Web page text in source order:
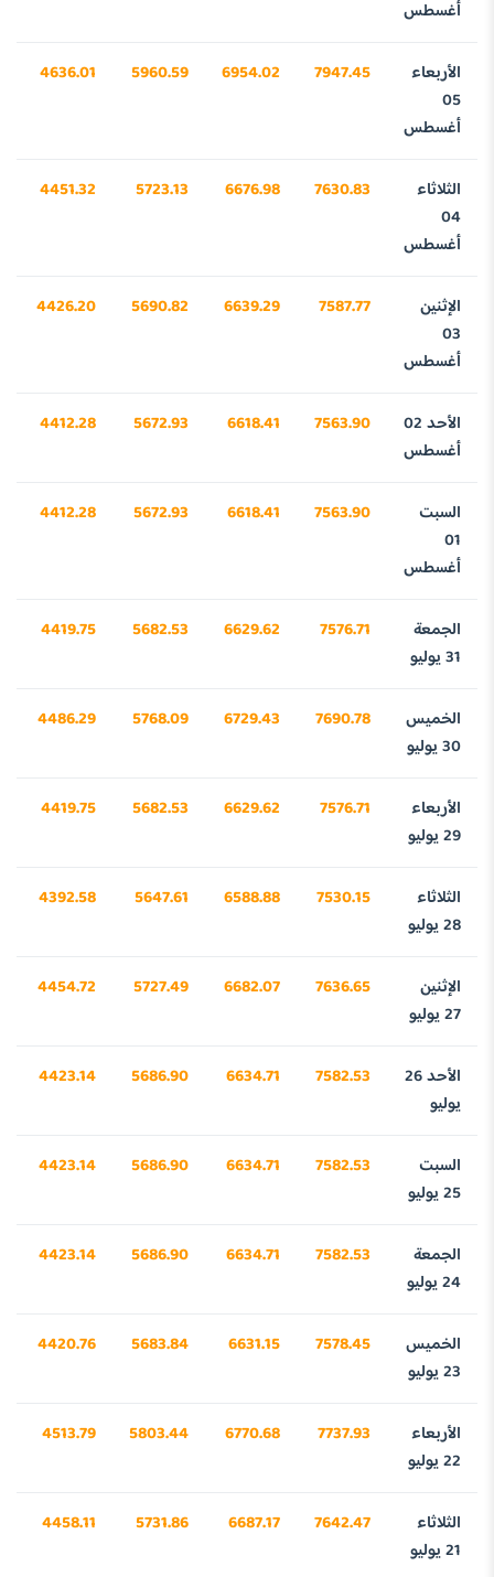
أغسطس
الأربعاء
05
أغسطس
7947.45
6954.02
5960.59
4636.01
الثلاثاء
04
أغسطس
7630.83
6676.98
5723.13
4451.32
الإثنين
03
أغسطس
7587.77
6639.29
5690.82
4426.20
الأحد 02
أغسطس
7563.90
6618.41
5672.93
4412.28
السبت
01
أغسطس
7563.90
6618.41
5672.93
4412.28
الجمعة
31 يوليو
7576.71
6629.62
5682.53
4419.75
الخميس
30 يوليو
7690.78
6729.43
5768.09
4486.29
الأربعاء
29 يوليو
7576.71
6629.62
5682.53
4419.75
الثلاثاء
28 يوليو
7530.15
6588.88
5647.61
4392.58
الإثنين
27 يوليو
7636.65
6682.07
5727.49
4454.72
الأحد 26
يوليو
7582.53
6634.71
5686.90
4423.14
السبت
25 يوليو
7582.53
6634.71
5686.90
4423.14
الجمعة
24 يوليو
7582.53
6634.71
5686.90
4423.14
الخميس
23 يوليو
7578.45
6631.15
5683.84
4420.76
الأربعاء
22 يوليو
7737.93
6770.68
5803.44
4513.79
الثلاثاء
21 يوليو
7642.47
6687.17
5731.86
4458.11